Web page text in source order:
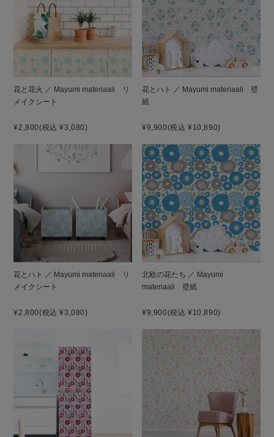
花と花火 ／ Mayumi materiaali リ
メイクシート
¥2,800(税込 ¥3,080)
花とハト ／ Mayumi materiaali 壁
紙
¥9,900(税込 ¥10,890)
花とハト ／ Mayumi materiaali リ
メイクシート
¥2,800(税込 ¥3,080)
北欧の花たち ／ Mayumi
materiaali 壁紙
¥9,900(税込 ¥10,890)